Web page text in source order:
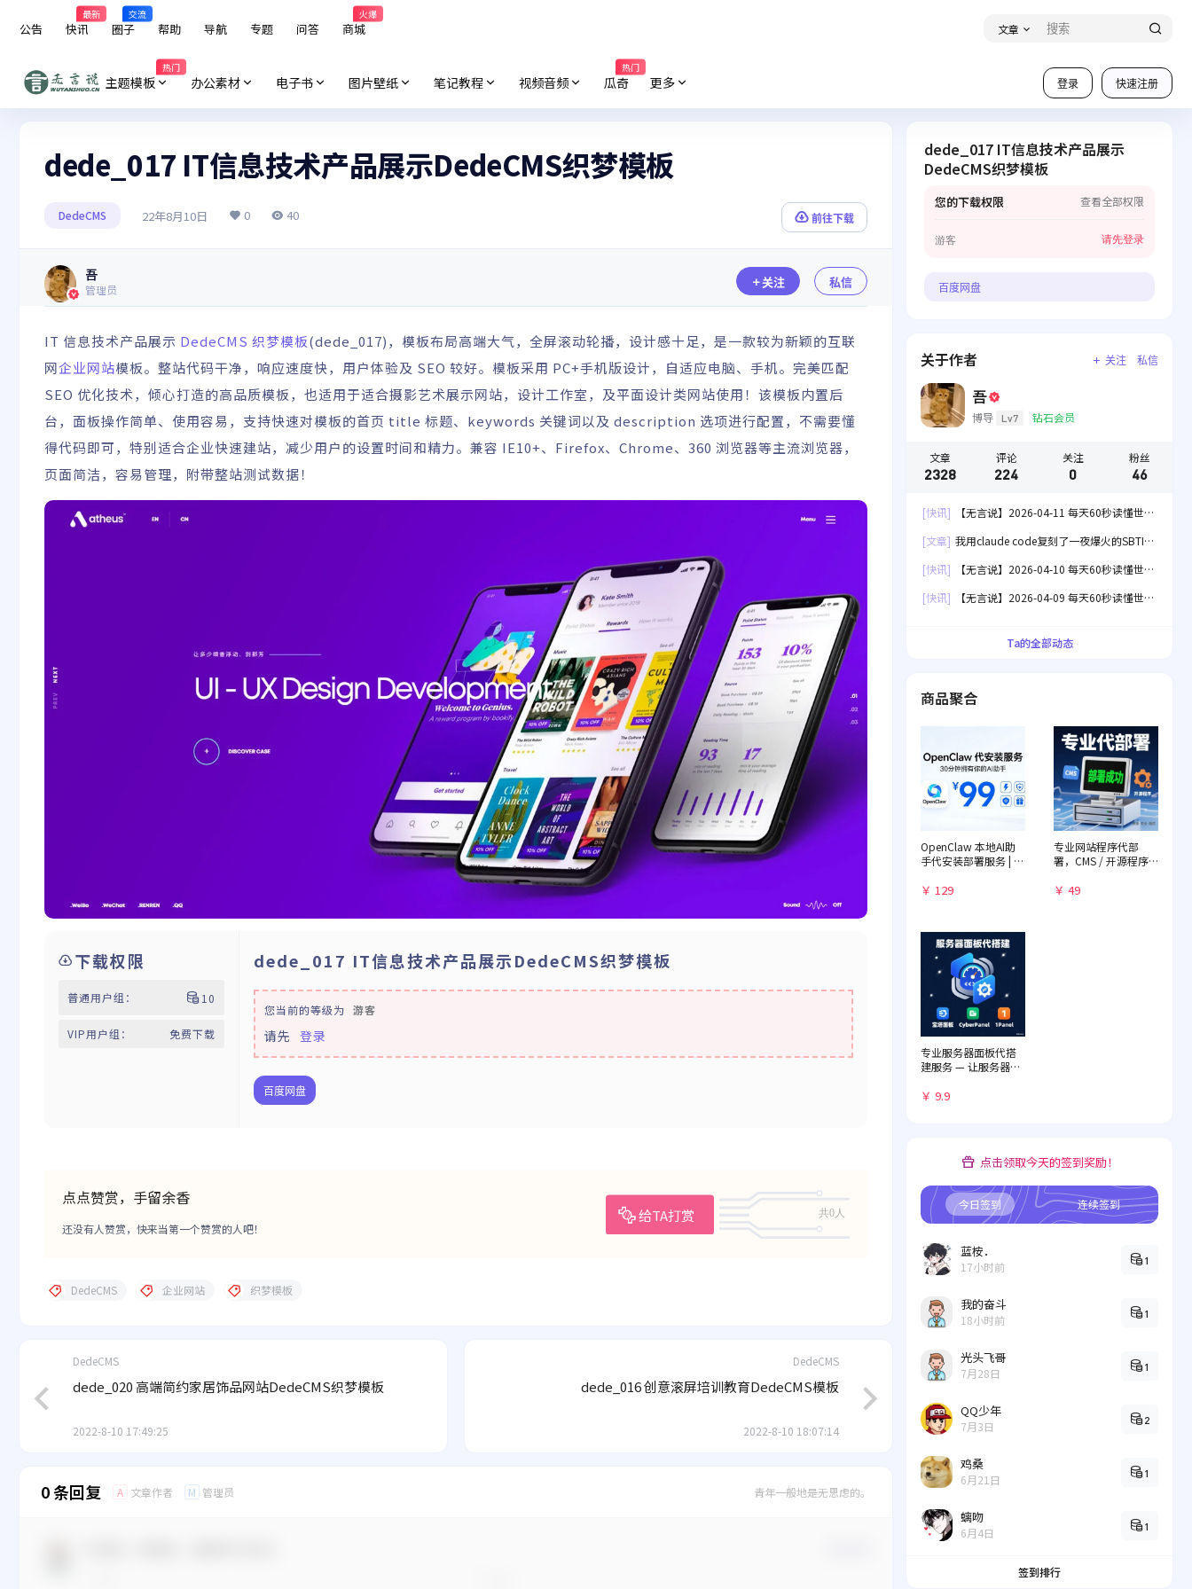
公告 快讯
最新
圈子
交流
帮助 导航 专题 问答 商城
火爆
文章
登录 快速注册
主题模板
热门
办公素材 电子书 图片壁纸 笔记教程 视频音频 瓜奇
热门
更多
dede_017 IT信息技术产品展示DedeCMS织梦模板
DedeCMS 22年8月10日 0 40 前往下载
吾
管理员 关注 私信
IT 信息技术产品展示 DedeCMS 织梦模板(dede_017)，模板布局高端大气，全屏滚动轮播，设计感十足，是一款较为新颖的互联
网企业网站模板。整站代码干净，响应速度快，用户体验及 SEO 较好。模板采用 PC+手机版设计，自适应电脑、手机。完美匹配
SEO 优化技术，倾心打造的高品质模板，也适用于适合摄影艺术展示网站，设计工作室，及平面设计类网站使用！该模板内置后
台，面板操作简单、使用容易，支持快速对模板的首页 title 标题、keywords 关键词以及 description 选项进行配置，不需要懂
得代码即可，特别适合企业快速建站，减少用户的设置时间和精力。兼容 IE10+、Firefox、Chrome、360 浏览器等主流浏览器，
页面简洁，容易管理，附带整站测试数据！
下载权限
普通用户组： 10
VIP用户组： 免费下载
dede_017 IT信息技术产品展示DedeCMS织梦模板
您当前的等级为 游客
请先 登录
百度网盘
点点赞赏，手留余香
给TA打赏 共0人
还没有人赞赏，快来当第一个赞赏的人吧！
DedeCMS 企业网站 织梦模板
DedeCMS
dede_020 高端简约家居饰品网站DedeCMS织梦模板
2022-8-10 17:49:25
DedeCMS
dede_016 创意滚屏培训教育DedeCMS模板
2022-8-10 18:07:14
0 条回复 A 文章作者 M 管理员 青年一般地是无思虑的。
dede_017 IT信息技术产品展示
DedeCMS织梦模板
您的下载权限 查看全部权限
游客 请先登录
百度网盘
关于作者 关注 私信
吾
博导 Lv7 钻石会员
文章
2328
评论
224
关注
0
粉丝
46
[快讯]
【无言说】2026-04-11 每天60秒读懂世
[文章] 我用claude code复刻了一夜爆火的SBTI
[快讯]
【无言说】2026-04-10 每天60秒读懂世
[快讯]
【无言说】2026-04-09 每天60秒读懂世
Ta的全部动态
商品聚合
OpenClaw 本地AI助
手代安装部署服务 | 远
门教程
￥ 129
专业网站程序代部
署，CMS / 开源程序
￥ 49
专业服务器面板代搭
建服务 — 让服务器管
￥ 9.9
点击领取今天的签到奖励！
今日签到 连续签到
蓝桉．
17小时前 1
我的奋斗
18小时前 1
光头飞哥
7月28日 1
QQ少年
7月3日 2
鸡桑
6月21日 1
螭吻
6月4日 1
签到排行